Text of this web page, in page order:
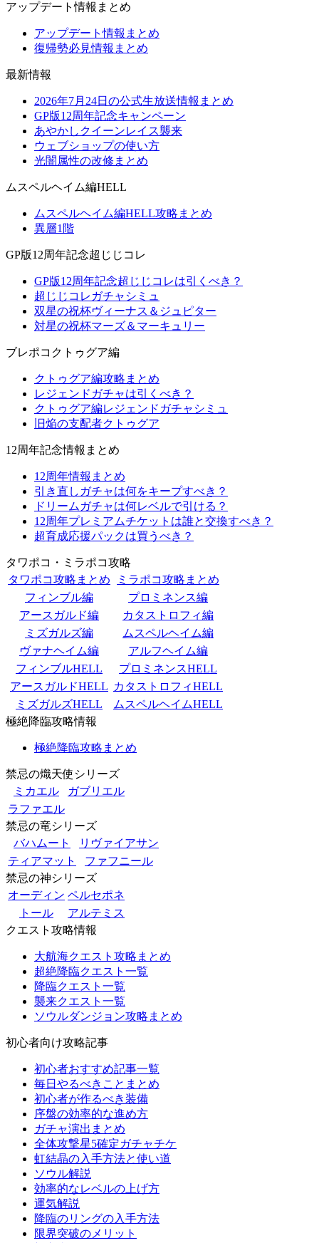
アップデート情報まとめ
アップデート情報まとめ
復帰勢必見情報まとめ
最新情報
2026年7月24日の公式生放送情報まとめ
GP版12周年記念キャンペーン
あやかしクイーンレイス襲来
ウェブショップの使い方
光闇属性の改修まとめ
ムスペルヘイム編HELL
ムスペルヘイム編HELL攻略まとめ
異層1階
GP版12周年記念超じじコレ
GP版12周年記念超じじコレは引くべき？
超じじコレガチャシミュ
双星の祝杯ヴィーナス＆ジュピター
対星の祝杯マーズ＆マーキュリー
ブレポコクトゥグア編
クトゥグア編攻略まとめ
レジェンドガチャは引くべき？
クトゥグア編レジェンドガチャシミュ
旧焔の支配者クトゥグア
12周年記念情報まとめ
12周年情報まとめ
引き直しガチャは何をキープすべき？
ドリームガチャは何レベルで引ける？
12周年プレミアムチケットは誰と交換すべき？
超育成応援パックは買うべき？
タワポコ・ミラポコ攻略
タワポコ攻略まとめ
ミラポコ攻略まとめ
フィンブル編
プロミネンス編
アースガルド編
カタストロフィ編
ミズガルズ編
ムスペルヘイム編
ヴァナヘイム編
アルフヘイム編
フィンブルHELL
プロミネンスHELL
アースガルドHELL カタストロフィHELL
ミズガルズHELL
ムスペルヘイムHELL
極絶降臨攻略情報
極絶降臨攻略まとめ
禁忌の熾天使シリーズ
ミカエル
ガブリエル
ラファエル
禁忌の竜シリーズ
バハムート
リヴァイアサン
ティアマット
ファフニール
禁忌の神シリーズ
オーディン ペルセポネ
トール
アルテミス
クエスト攻略情報
大航海クエスト攻略まとめ
超絶降臨クエスト一覧
降臨クエスト一覧
襲来クエスト一覧
ソウルダンジョン攻略まとめ
初心者向け攻略記事
初心者おすすめ記事一覧
毎日やるべきことまとめ
初心者が作るべき装備
序盤の効率的な進め方
ガチャ演出まとめ
全体攻撃星5確定ガチャチケ
虹結晶の入手方法と使い道
ソウル解説
効率的なレベルの上げ方
運気解説
降臨のリングの入手方法
限界突破のメリット